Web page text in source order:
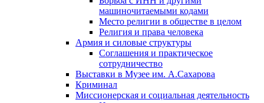
машиночитаемыми кодами
Место религии в обществе в целом
Религия и права человека
Армия и силовые структуры
Соглашения и практическое
сотрудничество
Выставки в Музее им. А.Сахарова
Криминал
Миссионерская и социальная деятельность